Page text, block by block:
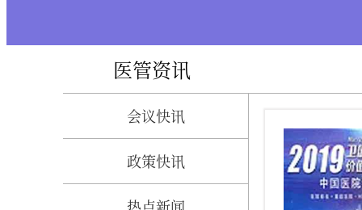
医管资讯
会议快讯
政策快讯